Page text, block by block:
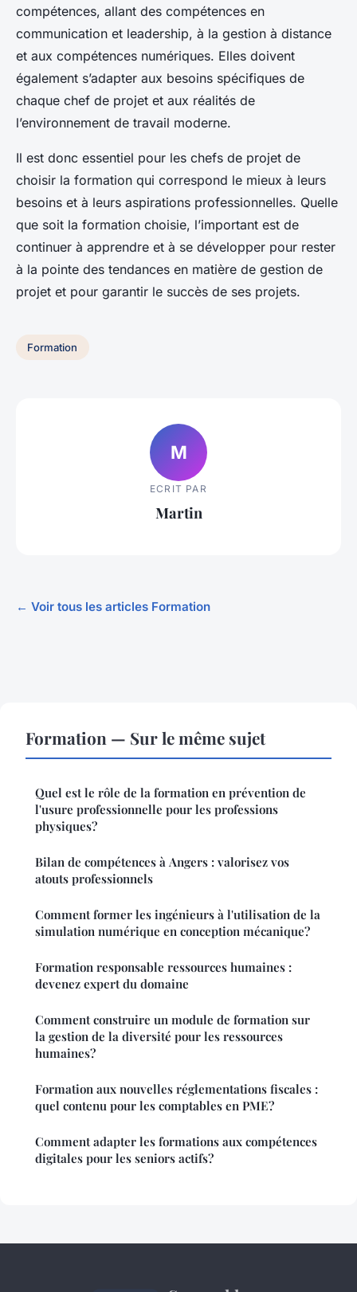
compétences, allant des compétences en
communication et leadership, à la gestion à distance
et aux compétences numériques. Elles doivent
également s’adapter aux besoins spécifiques de
chaque chef de projet et aux réalités de
l’environnement de travail moderne.
Il est donc essentiel pour les chefs de projet de
choisir la formation qui correspond le mieux à leurs
besoins et à leurs aspirations professionnelles. Quelle
que soit la formation choisie, l’important est de
continuer à apprendre et à se développer pour rester
à la pointe des tendances en matière de gestion de
projet et pour garantir le succès de ses projets.
Formation
M
ECRIT PAR
Martin
← Voir tous les articles Formation
Formation — Sur le même sujet
Quel est le rôle de la formation en prévention de
l'usure professionnelle pour les professions
physiques?
Bilan de compétences à Angers : valorisez vos
atouts professionnels
Comment former les ingénieurs à l'utilisation de la
simulation numérique en conception mécanique?
Formation responsable ressources humaines :
devenez expert du domaine
Comment construire un module de formation sur
la gestion de la diversité pour les ressources
humaines?
Formation aux nouvelles réglementations fiscales :
quel contenu pour les comptables en PME?
Comment adapter les formations aux compétences
digitales pour les seniors actifs?